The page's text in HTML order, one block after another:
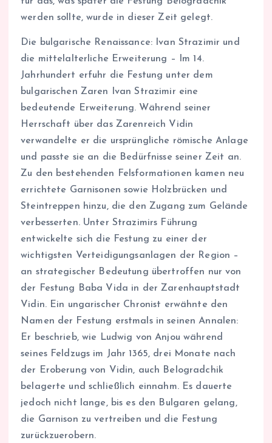
werden sollte, wurde in dieser Zeit gelegt.
Die bulgarische Renaissance: Ivan Strazimir und
die mittelalterliche Erweiterung – Im 14.
Jahrhundert erfuhr die Festung unter dem
bulgarischen Zaren Ivan Strazimir eine
bedeutende Erweiterung. Während seiner
Herrschaft über das Zarenreich Vidin
verwandelte er die ursprüngliche römische Anlage
und passte sie an die Bedürfnisse seiner Zeit an.
Zu den bestehenden Felsformationen kamen neu
errichtete Garnisonen sowie Holzbrücken und
Steintreppen hinzu, die den Zugang zum Gelände
verbesserten. Unter Strazimirs Führung
entwickelte sich die Festung zu einer der
wichtigsten Verteidigungsanlagen der Region –
an strategischer Bedeutung übertroffen nur von
der Festung Baba Vida in der Zarenhauptstadt
Vidin. Ein ungarischer Chronist erwähnte den
Namen der Festung erstmals in seinen Annalen:
Er beschrieb, wie Ludwig von Anjou während
seines Feldzugs im Jahr 1365, drei Monate nach
der Eroberung von Vidin, auch Belogradchik
belagerte und schließlich einnahm. Es dauerte
jedoch nicht lange, bis es den Bulgaren gelang,
die Garnison zu vertreiben und die Festung
zurückzuerobern.